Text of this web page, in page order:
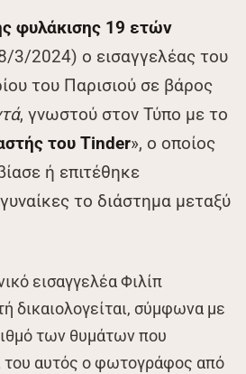
φυλάκισης 19 ετών
3/2024) ο εισαγγελέας του
του Παρισιού σε βάρος
, γνωστού στον Τύπο με το
του Tinder», ο οποίος
ή επιτέθηκε
το διάστημα μεταξύ
εισαγγελέα Φιλίπ
δικαιολογείται, σύμφωνα με
των θυμάτων που
του αυτός ο φωτογράφος από